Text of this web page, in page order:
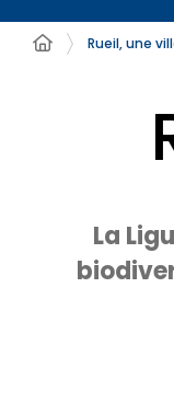
Rueil, une
La